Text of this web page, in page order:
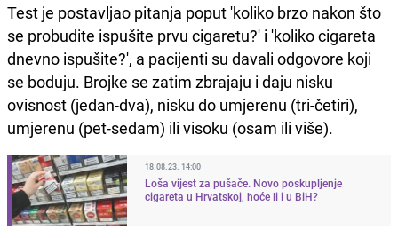
Test je postavljao pitanja poput 'koliko brzo nakon što
se probudite ispušite prvu cigaretu?' i 'koliko cigareta
dnevno ispušite?', a pacijenti su davali odgovore koji
se boduju. Brojke se zatim zbrajaju i daju nisku
ovisnost (jedan-dva), nisku do umjerenu (tri-četiri),
umjerenu (pet-sedam) ili visoku (osam ili više).
18.08.23. 14:00
Loša vijest za pušače. Novo poskupljenje
cigareta u Hrvatskoj, hoće li i u BiH?